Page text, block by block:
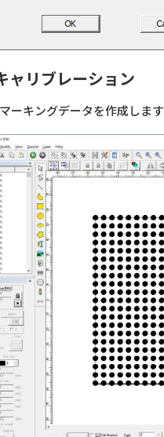
ャリブレーション
ーキングデータを作成しま